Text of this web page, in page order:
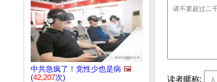
中共急疯了！党性少也是病 🖼️
(42,207次)
读者暱称: